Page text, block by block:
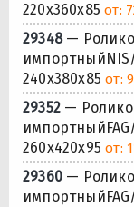
220x360x85от:
29348—
240x380x85от:
29352—
260x420x95от:
29360—